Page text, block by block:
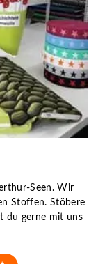
Seen. Wir
Stoffen. Stöbere
du gerne mit uns